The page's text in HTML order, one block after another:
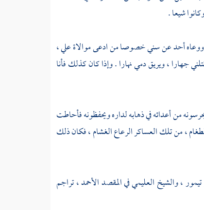
شيعا .
أحد عن سني خصوصا من ادعى موالاة علي ،
جهارا ، ويريق دمي نهارا . وإذا كان كذلك فأنا
من أعدائه في ذهابه لداره ويحفظونه فأحاطت
، من تلك العساكر الرعاع الغشام ، فكان ذلك
تيمور، والشيخالعليميفي المقصد الأحمد ، تراجم